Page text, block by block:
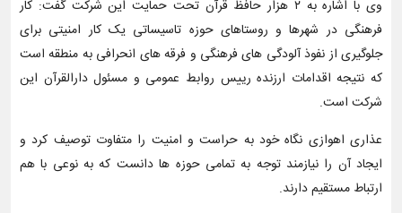
وی با اشاره به ۲ هزار حافظ قرآن تحت حمایت این شرکت گفت: کار
فرهنگی در شهرها و روستاهای حوزه تاسیساتی یک کار امنیتی برای
جلوگیری از نفوذ آلودگی های فرهنگی و فرقه های انحرافی به منطقه است
که نتیجه اقدامات ارزنده رییس روابط عمومی و مسئول دارالقرآن این
شرکت است.
عذاری اهوازی نگاه خود به حراست و امنیت را متفاوت توصیف کرد و
ایجاد آن را نیازمند توجه به تمامی حوزه ها دانست که به نوعی با هم
ارتباط مستقیم دارند.